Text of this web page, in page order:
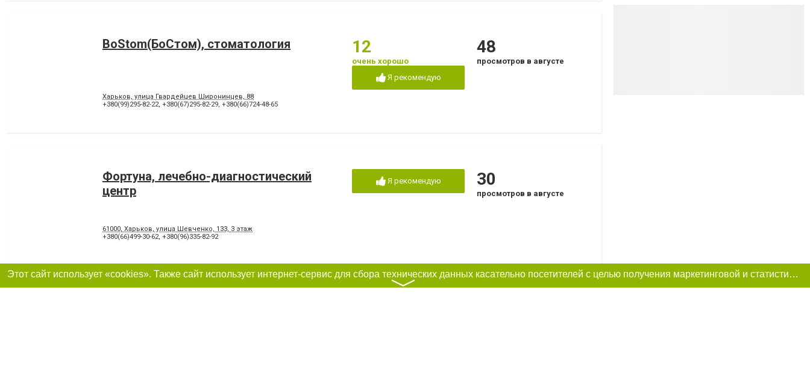
BoStom(БоСтом), стоматология
Харьков, улица Гвардейцев Широнинцев, 88
+380(99)295-82-22, +380(67)295-82-29, +380(66)724-48-65
12
очень хорошо
Я рекомендую
48
просмотров в августе
Фортуна, лечебно-диагностический
центр
61000, Харьков, улица Шевченко, 133, 3 этаж
+380(66)499-30-62, +380(96)335-82-92
Я рекомендую 30
просмотров в августе
Этот сайт использует «cookies». Также сайт использует интернет-сервис для сбора технических данных касательно посетителей с целью получения маркетинговой и статистической информации. Условия обработки данных посетителей сайта см.
〉